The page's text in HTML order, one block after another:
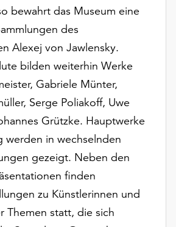
bewahrt das Museum eine
des
Alexej von Jawlensky.
bilden weiterhin Werke
Gabriele Münter,
Serge Poliakoff, Uwe
Grützke. Hauptwerke
werden in wechselnden
gezeigt. Neben den
finden
zu Künstlerinnen und
Themen statt, die sich